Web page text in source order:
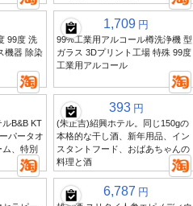
99度 洗
機器 除染
1,709 円
99%工業用アルコール樽洗浄機 型
ガラス 3Dプリント工場 特殊 99度
工業用アルコール
B&B KT
パータオ
ム、特別
393 円
(朱正吉)紹興ホテル。同じ150gの
本格的な干し酒、新年用品、イン
スタントフード、おばあちゃんの
料理と酒
6,787 円